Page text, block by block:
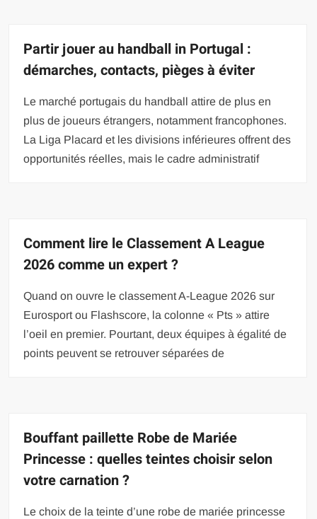
Partir jouer au handball in Portugal :
démarches, contacts, pièges à éviter
Le marché portugais du handball attire de plus en
plus de joueurs étrangers, notamment francophones.
La Liga Placard et les divisions inférieures offrent des
opportunités réelles, mais le cadre administratif
Comment lire le Classement A League
2026 comme un expert ?
Quand on ouvre le classement A-League 2026 sur
Eurosport ou Flashscore, la colonne « Pts » attire
l’oeil en premier. Pourtant, deux équipes à égalité de
points peuvent se retrouver séparées de
Bouffant paillette Robe de Mariée
Princesse : quelles teintes choisir selon
votre carnation ?
Le choix de la teinte d’une robe de mariée princesse